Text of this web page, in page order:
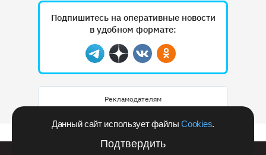
Данный сайт использует файлыCookies.
Подтвердить
Подпишитесь на оперативные новости
в удобном формате:
Telegram
ДзенВконтактеОдноклассники
Рекламодателям
Билайн запустил в Кемеровской области акцию с